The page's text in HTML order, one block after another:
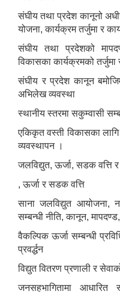
संघीय तथा प्रदेश कानूनो
योजना, कार्यक्रम तर्जुमा र
संघीय तथा प्रदेशको
विकासका कार्यक्रमको तर्जुमा
संघीय र प्रदेश कानून
अभिलेख व्यवस्था
स्थानीय स्तरमा सकुम्वासी
एकिकृत वस्ती विकासका
व्यवस्थापन ।
जलविद्युत, ऊर्जा, सडक वत्ति र
, ऊर्जा र सडक वत्ति
साना जलविद्युत आयोजना,
सम्बन्धी नीति, कानून,
वैकल्पिक ऊर्जा सम्बन्धी
प्रवर्द्धन
विद्युत वितरण प्रणाली र
जनसहभागितामा आधारित